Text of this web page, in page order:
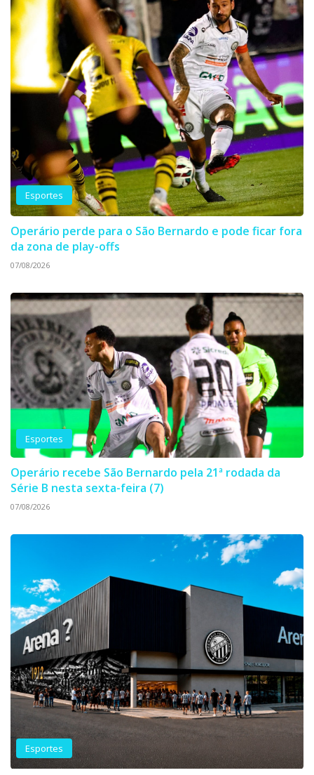
Esportes
Operário perde para o São Bernardo e pode ficar fora
da zona de play-offs
07/08/2026
Esportes
Operário recebe São Bernardo pela 21ª rodada da
Série B nesta sexta-feira (7)
07/08/2026
Esportes